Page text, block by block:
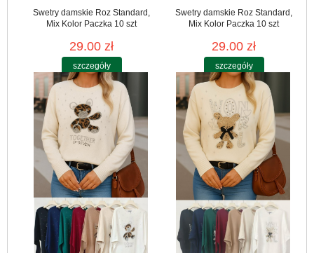
Swetry damskie Roz Standard,
Mix Kolor Paczka 10 szt
29.00 zł
szczegóły
Swetry damskie Roz Standard,
Mix Kolor Paczka 10 szt
29.00 zł
szczegóły